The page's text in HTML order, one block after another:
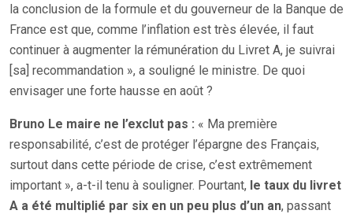
la conclusion de la formule et du gouverneur de la Banque de
France est que, comme l’inflation est très élevée, il faut
continuer à augmenter la rémunération du Livret A, je suivrai
[sa] recommandation », a souligné le ministre. De quoi
envisager une forte hausse en août ?
Bruno Le maire ne l’exclut pas : « Ma première
responsabilité, c’est de protéger l’épargne des Français,
surtout dans cette période de crise, c’est extrêmement
important », a-t-il tenu à souligner. Pourtant, le taux du livret
A a été multiplié par six en un peu plus d’un an, passant